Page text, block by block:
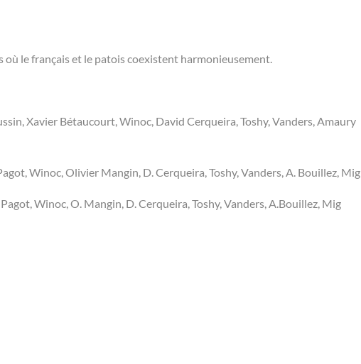
où le français et le patois coexistent harmonieusement.
Xavier Bétaucourt, Winoc, David Cerqueira, Toshy, Vanders, Amaury
Winoc, Olivier Mangin, D. Cerqueira, Toshy, Vanders, A. Bouillez, Mig
Winoc, O. Mangin, D. Cerqueira, Toshy, Vanders, A.Bouillez, Mig